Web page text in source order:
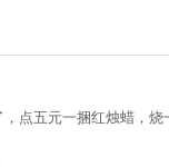
点五元一捆红烛蜡，